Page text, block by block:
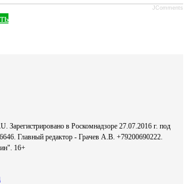
JComments
Зарегистрировано в Роскомнадзоре 27.07.2016 г. под
Главный редактор - Грачев А.В. +79200690222.
16+